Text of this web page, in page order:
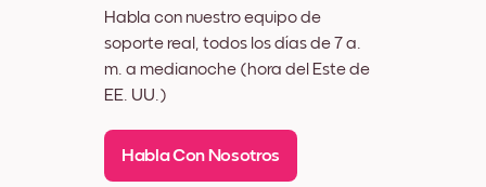
Habla con nuestro equipo de
soporte real, todos los días de 7 a.
m. a medianoche (hora del Este de
EE. UU.)
Habla Con Nosotros